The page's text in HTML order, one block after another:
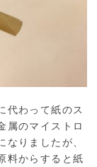
代わって紙のス
属のマイストロ
りましたが、
料からすると紙